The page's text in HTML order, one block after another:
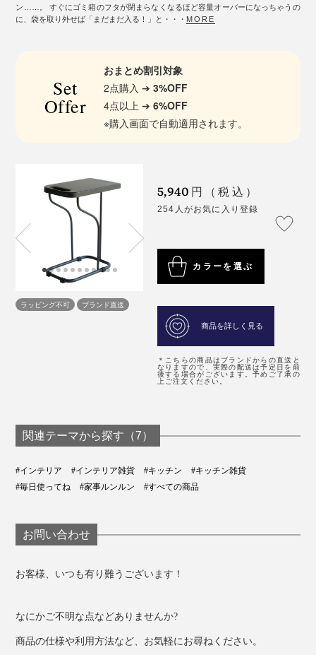
ン……。 すぐにゴミ箱のフタが閉まらなくなるほど容量オーバーになっちゃうの
に、袋を取り外せば「まだまだ入る！」と・・・ MORE
Set
Offer
おまとめ割引対象
2点購入 ➔3%OFF
4点以上 ➔6%OFF
※購入画面で自動適用されます。
ラッピング不可 ブランド直送
5,940 円（税込）
254人がお気に入り登録
カラーを選ぶ
商品を詳しく見る
＊こちらの商品はブランドからの直送と
なりますので、実際の配送は予定日を前
後する場合がございます。予めご了承の
上ご注文ください。
関連テーマから探す（7）
#インテリア #インテリア雑貨 #キッチン
#キッチン雑貨
#毎日使ってね
#家事ルンルン #すべての商品
お問い合わせ
お客様、いつも有り難うございます！
なにかご不明な点などありませんか?
商品の仕様や利用方法など、お気軽にお尋ねください。